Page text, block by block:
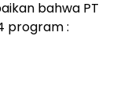
bahwa PT
program :